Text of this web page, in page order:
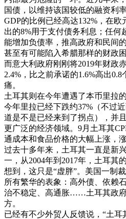
国债，以维持该国较低的融资利
GDP的比例已经高达132%，在
出的8%用于支付债务利息；任何
能增加负债率，推高政府和民间
甚至有可能陷入希腊那样的财政困
而意大利政府刚刚将2019年财政
2.4%，比之前承诺的1.6%高出
痛。
土耳其则在今年遭遇了本币里拉的
今年里拉已经下跌约37%（不过
道是不是已经来到了拐点），并
更广泛的经济领域。9月土耳其
通成本和食品价格的大幅上涨，涨
过去十多年来，土耳其一直是新
一，从2004年到2017年，土耳其
想到，这只是“虚胖”。美国一制
所有繁华的表象：高外债、依赖
治不稳定、高通胀……土耳其政
方。
已经有不少外贸人反馈说，“土